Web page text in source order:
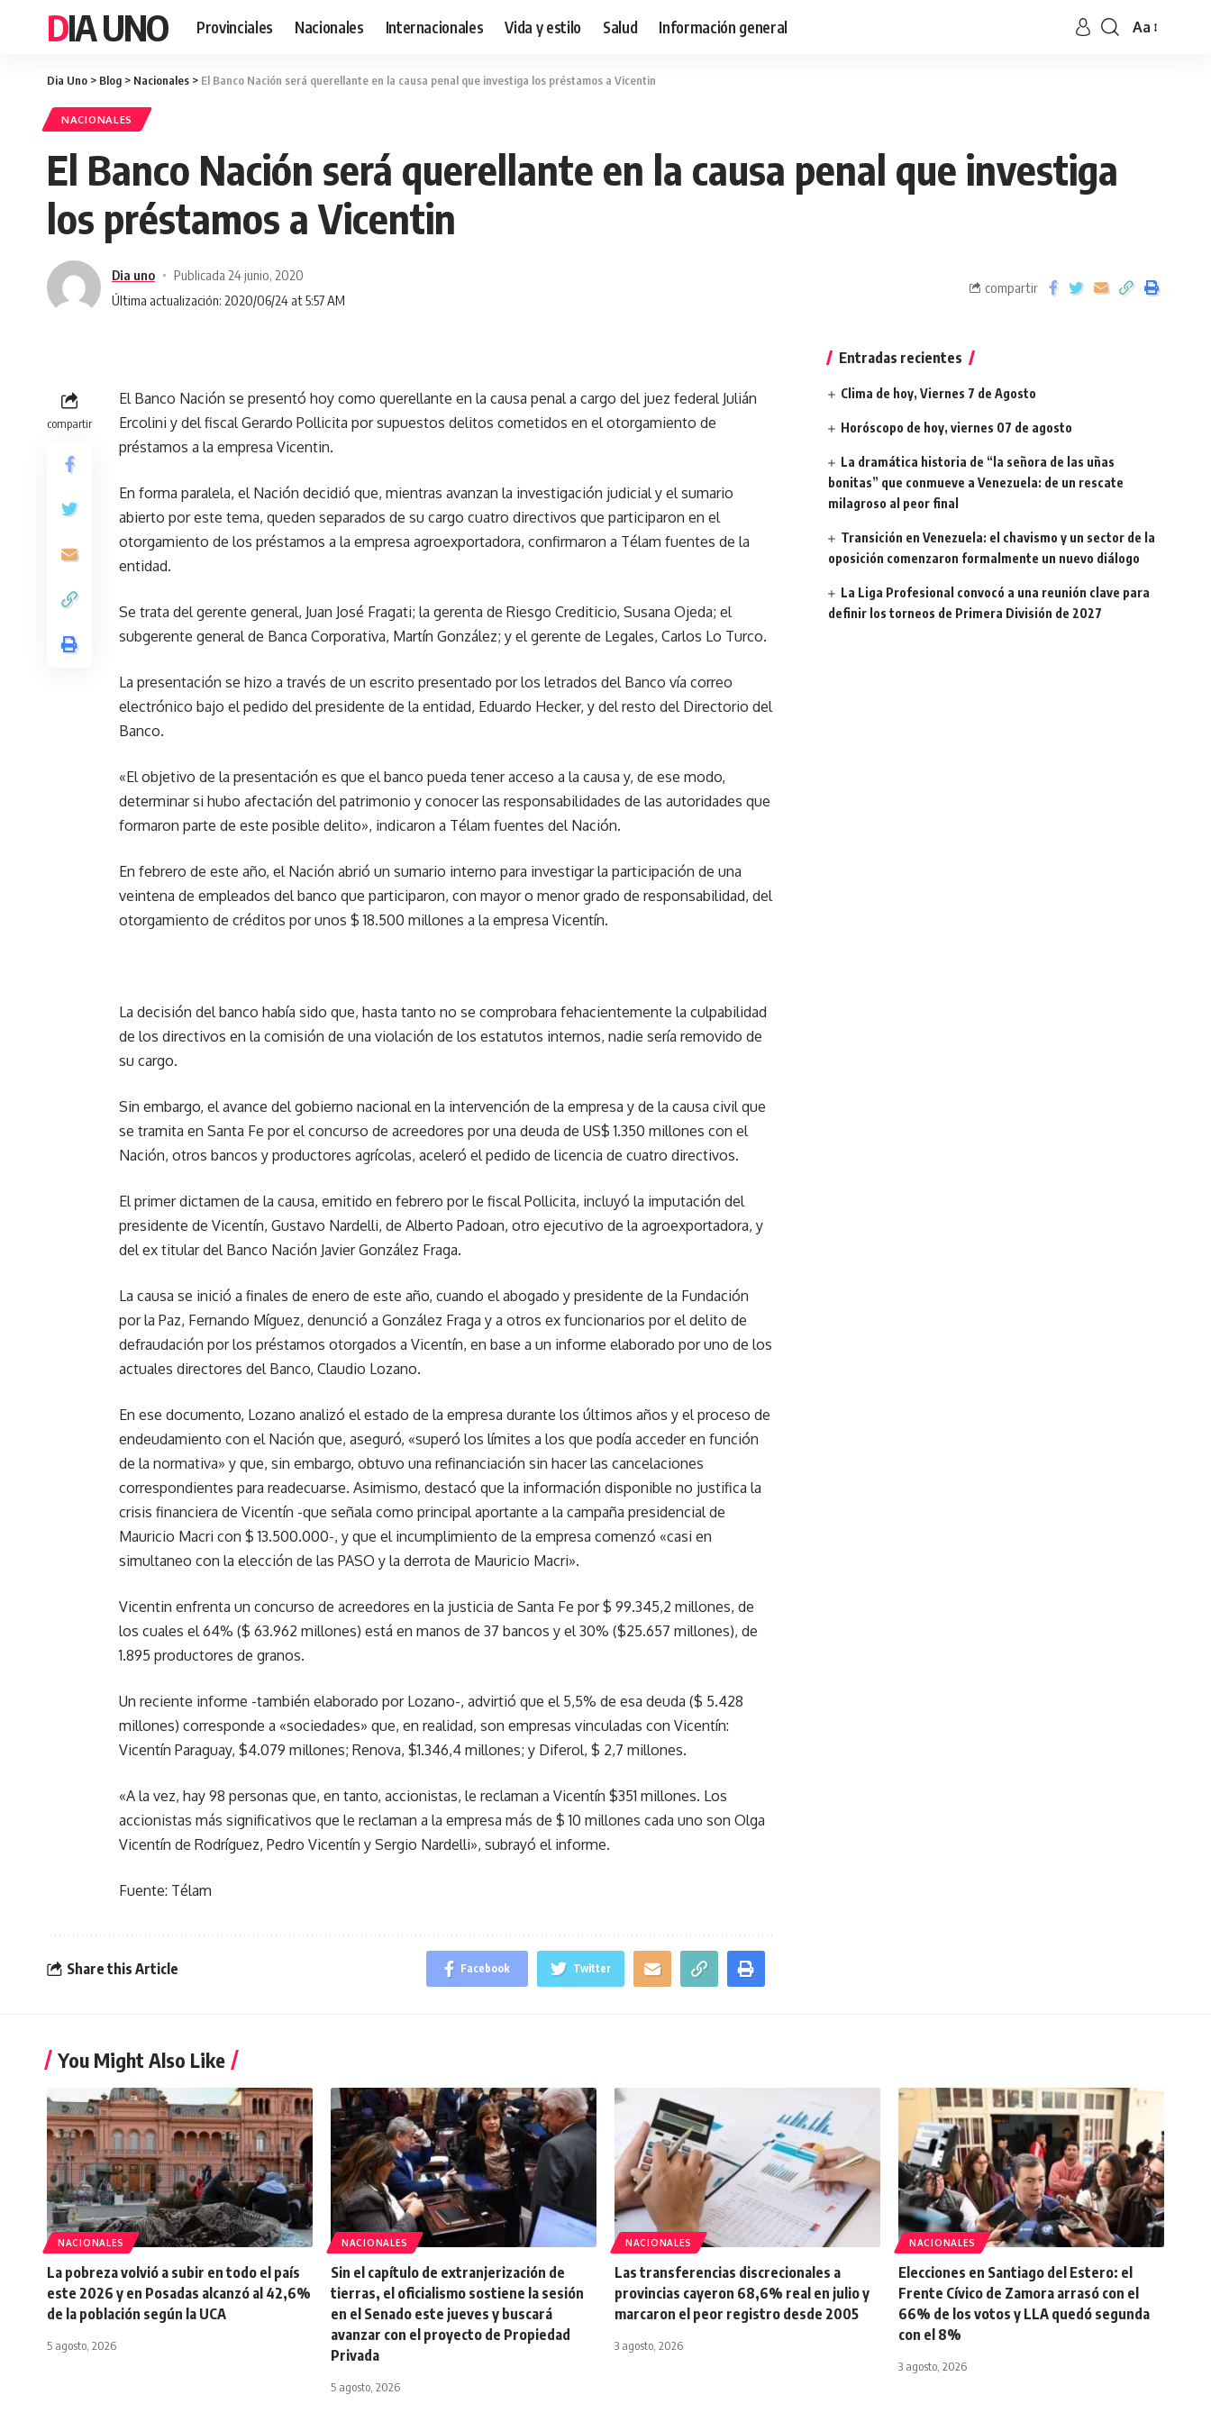
DIA UNO Provinciales Nacionales Internacionales Vida y estilo Salud Información general Aa
Dia Uno > Blog > Nacionales > El Banco Nación será querellante en la causa penal que investiga los préstamos a Vicentin
NACIONALES
El Banco Nación será querellante en la causa penal que investiga
los préstamos a Vicentin
Última actualización: 2020/06/24 at 5:57 AM
Dia uno Publicada 24 junio, 2020
compartir
compartir
El Banco Nación se presentó hoy como querellante en la causa penal a cargo del juez federal Julián
Ercolini y del fiscal Gerardo Pollicita por supuestos delitos cometidos en el otorgamiento de
préstamos a la empresa Vicentin.
En forma paralela, el Nación decidió que, mientras avanzan la investigación judicial y el sumario
abierto por este tema, queden separados de su cargo cuatro directivos que participaron en el
otorgamiento de los préstamos a la empresa agroexportadora, confirmaron a Télam fuentes de la
entidad.
Se trata del gerente general, Juan José Fragati; la gerenta de Riesgo Crediticio, Susana Ojeda; el
subgerente general de Banca Corporativa, Martín González; y el gerente de Legales, Carlos Lo Turco.
La presentación se hizo a través de un escrito presentado por los letrados del Banco vía correo
electrónico bajo el pedido del presidente de la entidad, Eduardo Hecker, y del resto del Directorio del
Banco.
«El objetivo de la presentación es que el banco pueda tener acceso a la causa y, de ese modo,
determinar si hubo afectación del patrimonio y conocer las responsabilidades de las autoridades que
formaron parte de este posible delito», indicaron a Télam fuentes del Nación.
En febrero de este año, el Nación abrió un sumario interno para investigar la participación de una
veintena de empleados del banco que participaron, con mayor o menor grado de responsabilidad, del
otorgamiento de créditos por unos $ 18.500 millones a la empresa Vicentín.
La decisión del banco había sido que, hasta tanto no se comprobara fehacientemente la culpabilidad
de los directivos en la comisión de una violación de los estatutos internos, nadie sería removido de
su cargo.
Sin embargo, el avance del gobierno nacional en la intervención de la empresa y de la causa civil que
se tramita en Santa Fe por el concurso de acreedores por una deuda de US$ 1.350 millones con el
Nación, otros bancos y productores agrícolas, aceleró el pedido de licencia de cuatro directivos.
El primer dictamen de la causa, emitido en febrero por le fiscal Pollicita, incluyó la imputación del
presidente de Vicentín, Gustavo Nardelli, de Alberto Padoan, otro ejecutivo de la agroexportadora, y
del ex titular del Banco Nación Javier González Fraga.
La causa se inició a finales de enero de este año, cuando el abogado y presidente de la Fundación
por la Paz, Fernando Míguez, denunció a González Fraga y a otros ex funcionarios por el delito de
defraudación por los préstamos otorgados a Vicentín, en base a un informe elaborado por uno de los
actuales directores del Banco, Claudio Lozano.
En ese documento, Lozano analizó el estado de la empresa durante los últimos años y el proceso de
endeudamiento con el Nación que, aseguró, «superó los límites a los que podía acceder en función
de la normativa» y que, sin embargo, obtuvo una refinanciación sin hacer las cancelaciones
correspondientes para readecuarse. Asimismo, destacó que la información disponible no justifica la
crisis financiera de Vicentín -que señala como principal aportante a la campaña presidencial de
Mauricio Macri con $ 13.500.000-, y que el incumplimiento de la empresa comenzó «casi en
simultaneo con la elección de las PASO y la derrota de Mauricio Macri».
Vicentin enfrenta un concurso de acreedores en la justicia de Santa Fe por $ 99.345,2 millones, de
los cuales el 64% ($ 63.962 millones) está en manos de 37 bancos y el 30% ($25.657 millones), de
1.895 productores de granos.
Un reciente informe -también elaborado por Lozano-, advirtió que el 5,5% de esa deuda ($ 5.428
millones) corresponde a «sociedades» que, en realidad, son empresas vinculadas con Vicentín:
Vicentín Paraguay, $4.079 millones; Renova, $1.346,4 millones; y Diferol, $ 2,7 millones.
«A la vez, hay 98 personas que, en tanto, accionistas, le reclaman a Vicentín $351 millones. Los
accionistas más significativos que le reclaman a la empresa más de $ 10 millones cada uno son Olga
Vicentín de Rodríguez, Pedro Vicentín y Sergio Nardelli», subrayó el informe.
Fuente: Télam
Share this Article Facebook Twitter
Entradas recientes
Clima de hoy, Viernes 7 de Agosto
Horóscopo de hoy, viernes 07 de agosto
La dramática historia de “la señora de las uñas
bonitas” que conmueve a Venezuela: de un rescate
milagroso al peor final
Transición en Venezuela: el chavismo y un sector de la
oposición comenzaron formalmente un nuevo diálogo
La Liga Profesional convocó a una reunión clave para
definir los torneos de Primera División de 2027
You Might Also Like
NACIONALES
La pobreza volvió a subir en todo el país
este 2026 y en Posadas alcanzó al 42,6%
de la población según la UCA
5 agosto, 2026
NACIONALES
Sin el capítulo de extranjerización de
tierras, el oficialismo sostiene la sesión
en el Senado este jueves y buscará
avanzar con el proyecto de Propiedad
Privada
5 agosto, 2026
NACIONALES
Las transferencias discrecionales a
provincias cayeron 68,6% real en julio y
marcaron el peor registro desde 2005
3 agosto, 2026
NACIONALES
Elecciones en Santiago del Estero: el
Frente Cívico de Zamora arrasó con el
66% de los votos y LLA quedó segunda
con el 8%
3 agosto, 2026